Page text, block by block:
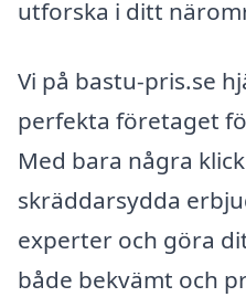
utforska i ditt
Vi på bastu-pris.se
perfekta företaget
Med bara några
skräddarsydda
experter och göra
både bekvämt och